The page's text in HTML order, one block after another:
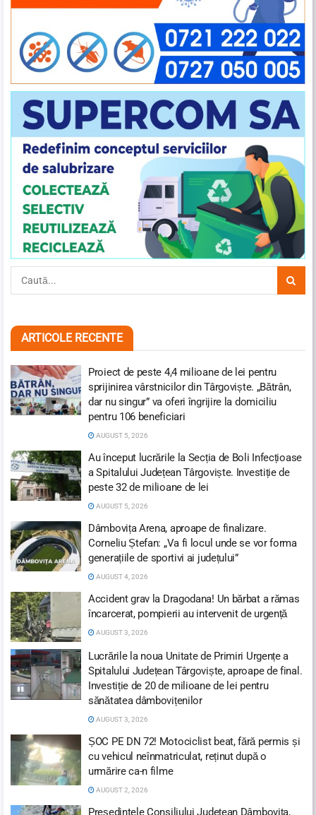
ARTICOLE RECENTE
Proiect de peste 4,4 milioane de lei pentru
sprijinirea vârstnicilor din Târgoviște. „Bătrân,
dar nu singur” va oferi îngrijire la domiciliu
pentru 106 beneficiari
AUGUST 5, 2026
Au început lucrările la Secția de Boli Infecțioase
a Spitalului Județean Târgoviște. Investiție de
peste 32 de milioane de lei
AUGUST 5, 2026
Dâmbovița Arena, aproape de finalizare.
Corneliu Ștefan: „Va fi locul unde se vor forma
generațiile de sportivi ai județului”
AUGUST 4, 2026
Accident grav la Dragodana! Un bărbat a rămas
încarcerat, pompierii au intervenit de urgență
AUGUST 3, 2026
Lucrările la noua Unitate de Primiri Urgențe a
Spitalului Județean Târgoviște, aproape de final.
Investiție de 20 de milioane de lei pentru
sănătatea dâmbovițenilor
AUGUST 3, 2026
ȘOC PE DN 72! Motociclist beat, fără permis și
cu vehicul neînmatriculat, reținut după o
urmărire ca-n filme
AUGUST 2, 2026
Președintele Consiliului Județean Dâmbovița,